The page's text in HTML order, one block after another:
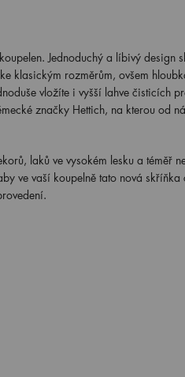
Jednoduchý a líbivý design
klasickým rozměrům, ovšem
vložíte i vyšší lahve čisticích
značky Hettich, na kterou od
laků ve vysokém lesku a téměř
ve vaší koupelně tato nová skříňka